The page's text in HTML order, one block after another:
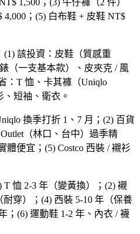
1,500；(3) 牛仔褲（2 件）
4,000；(5) 白布鞋 + 皮鞋 NT$
(1) 該投資：皮鞋（質感重
（一支基本款）、皮夾克 / 風
：T 恤、卡其褲（Uniqlo
短袖、衛衣。
換季打折 1、7 月；(2) 百貨
（林口、台中）過季精
體便宜；(5) Costco 西裝 / 襯衫
T 恤 2-3 年（變黃換）；(2) 襯
穿）；(4) 西裝 5-10 年（保養
；(6) 運動鞋 1-2 年、內衣 / 襪